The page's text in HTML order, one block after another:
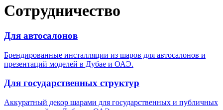
Сотрудничество
Для автосалонов
Брендированные инсталляции из шаров для автосалонов и
презентаций моделей в Дубае и ОАЭ.
Для государственных структур
Аккуратный декор шарами для государственных и публичных